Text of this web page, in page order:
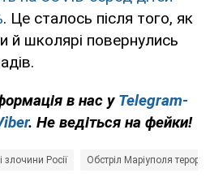
. Це сталось після того, як
й школярі повернулись
в нас у Telegram-
. Не ведіться на фейки!
злочини Росії Обстріл Маріуполя